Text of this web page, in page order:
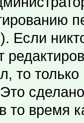
Если
то
Это
то время